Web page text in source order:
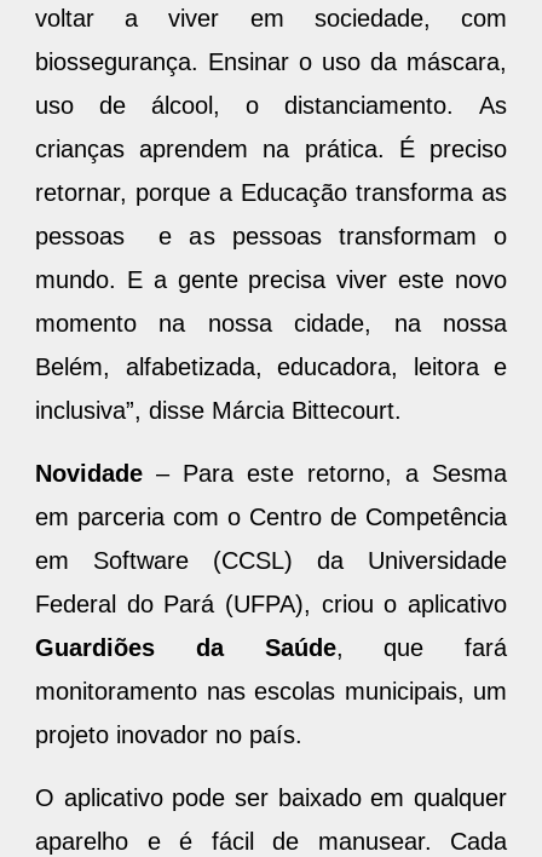
voltar a viver em sociedade, com
biossegurança. Ensinar o uso da máscara,
uso de álcool, o distanciamento. As
crianças aprendem na prática. É preciso
retornar, porque a Educação transforma as
pessoas e as pessoas transformam o
mundo. E a gente precisa viver este novo
momento na nossa cidade, na nossa
Belém, alfabetizada, educadora, leitora e
inclusiva”, disse Márcia Bittecourt.
Novidade – Para este retorno, a Sesma
em parceria com o Centro de Competência
em Software (CCSL) da Universidade
Federal do Pará (UFPA), criou o aplicativo
Guardiões da Saúde, que fará
monitoramento nas escolas municipais, um
projeto inovador no país.
O aplicativo pode ser baixado em qualquer
aparelho e é fácil de manusear. Cada